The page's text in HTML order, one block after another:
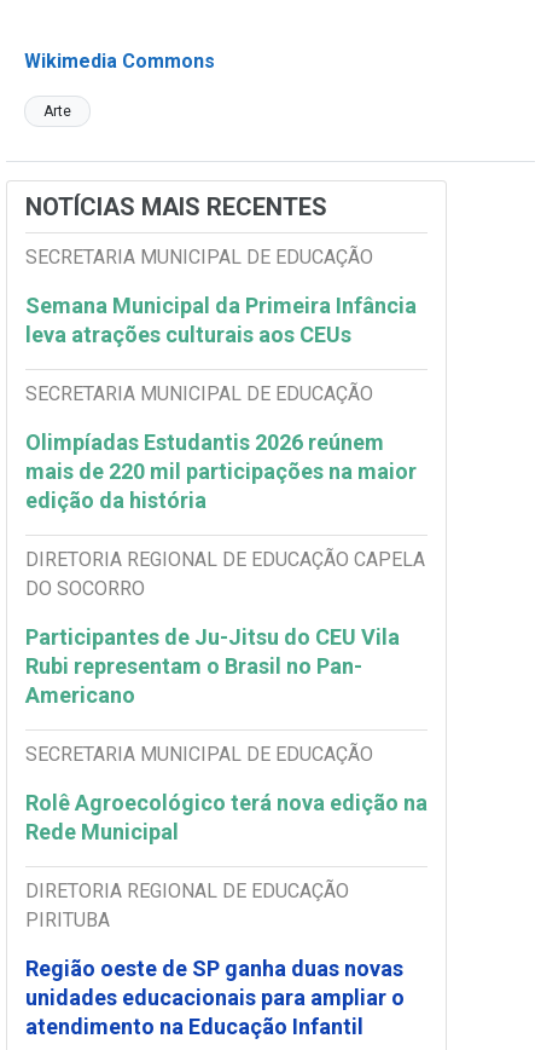
Wikimedia Commons
Arte
NOTÍCIAS MAIS RECENTES
SECRETARIA MUNICIPAL DE EDUCAÇÃO
Semana Municipal da Primeira Infância
leva atrações culturais aos CEUs
SECRETARIA MUNICIPAL DE EDUCAÇÃO
Olimpíadas Estudantis 2026 reúnem
mais de 220 mil participações na maior
edição da história
DIRETORIA REGIONAL DE EDUCAÇÃO CAPELA
DO SOCORRO
Participantes de Ju-Jitsu do CEU Vila
Rubi representam o Brasil no Pan-
Americano
SECRETARIA MUNICIPAL DE EDUCAÇÃO
Rolê Agroecológico terá nova edição na
Rede Municipal
DIRETORIA REGIONAL DE EDUCAÇÃO
PIRITUBA
Região oeste de SP ganha duas novas
unidades educacionais para ampliar o
atendimento na Educação Infantil